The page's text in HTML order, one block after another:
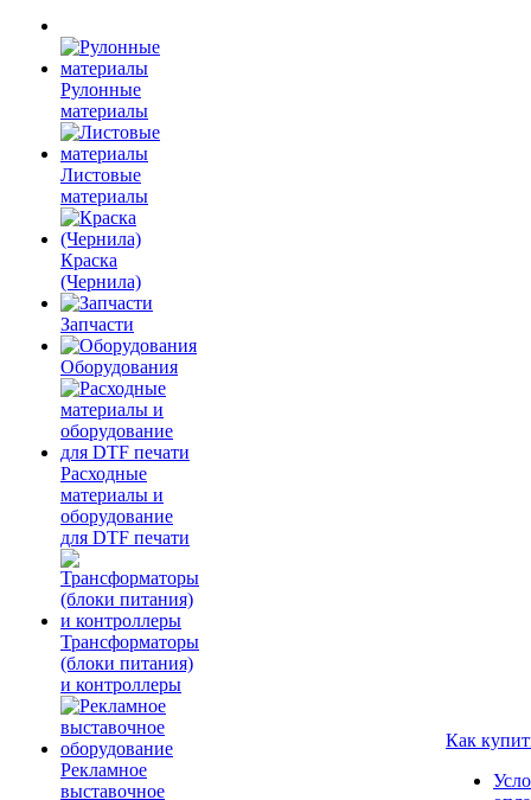
Рулонные
материалы
Листовые
материалы
Краска
(Чернила)
Запчасти
Оборудования
Расходные
материалы и
оборудование
для DTF печати
Трансформаторы
(блоки питания)
и контроллеры
Рекламное
выставочное
Как